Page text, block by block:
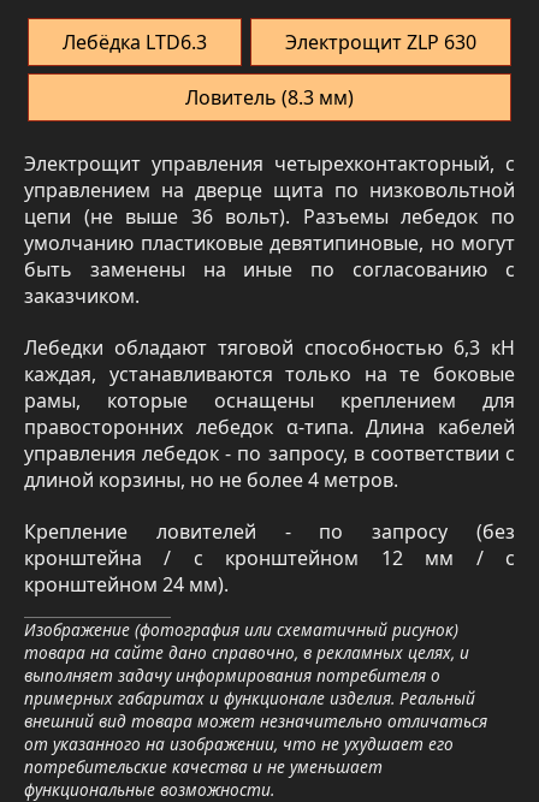
Лебёдка LTD6.3 Электрощит ZLP 630
Ловитель (8.3 мм)
Электрощит управления четырехконтакторный, с
управлением на дверце щита по низковольтной
цепи (не выше 36 вольт). Разъемы лебедок по
умолчанию пластиковые девятипиновые, но могут
быть заменены на иные по согласованию с
заказчиком.
Лебедки обладают тяговой способностью 6,3 кН
каждая, устанавливаются только на те боковые
рамы, которые оснащены креплением для
правосторонних лебедок α-типа. Длина кабелей
управления лебедок - по запросу, в соответствии с
длиной корзины, но не более 4 метров.
Крепление ловителей - по запросу (без
кронштейна / с кронштейном 12 мм / с
кронштейном 24 мм).
Изображение (фотография или схематичный рисунок)
товара на сайте дано справочно, в рекламных целях, и
выполняет задачу информирования потребителя о
примерных габаритах и функционале изделия. Реальный
внешний вид товара может незначительно отличаться
от указанного на изображении, что не ухудшает его
потребительские качества и не уменьшает
функциональные возможности.